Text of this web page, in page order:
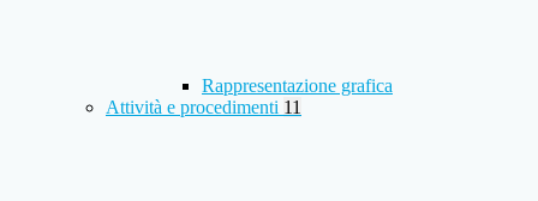
Rappresentazione grafica
Attività e procedimenti 11